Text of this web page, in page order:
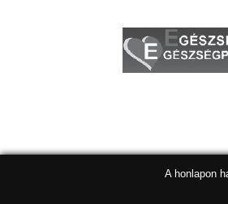
A honlapon